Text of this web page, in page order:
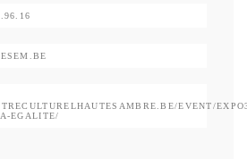
EVENT/
EGALITE/